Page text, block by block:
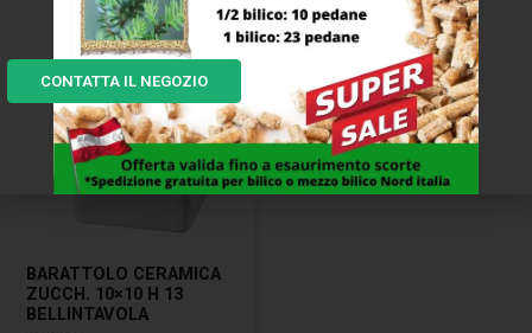
BARATTOLO CERAMICA
ZUCCH. 10×10 H 13
BELLINTAVOLA
CONTATTA IL NEGOZIO